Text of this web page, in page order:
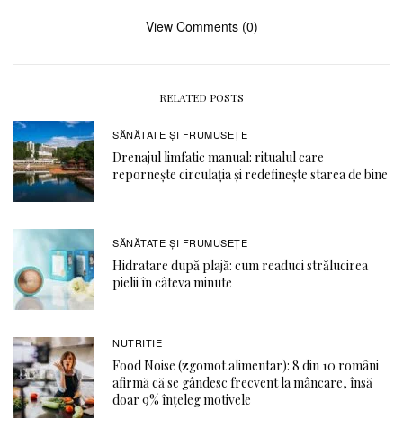
View Comments (0)
RELATED POSTS
SĂNĂTATE ŞI FRUMUSEȚE
Drenajul limfatic manual: ritualul care
repornește circulația și redefinește starea de bine
SĂNĂTATE ŞI FRUMUSEȚE
Hidratare după plajă: cum readuci strălucirea
pielii în câteva minute
NUTRITIE
Food Noise (zgomot alimentar): 8 din 10 români
afirmă că se gândesc frecvent la mâncare, însă
doar 9% înțeleg motivele